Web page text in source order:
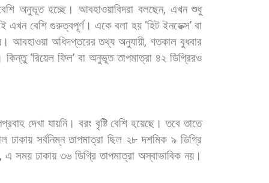
অনুভূত হচ্ছে। আবহাওয়াবিদরা বলছেন, এখন শুধু
এখন বেশি গুরুত্বপূর্ণ। একে বলা হয়‘হিট ইনডেক্স’বা
আবহাওয়া অধিদপ্তরের তথ্য অনুযায়ী, গতকাল বুধবার
কিন্তু‘রিয়েল ফিল’ বা অনুভূত তাপমাত্রা ৪২ ডিগ্রিরও
দেখা যায়নি। বরং বৃষ্টি বেশি হয়েছে। তবে তাতে
ঢাকায় সর্বনিম্ন তাপমাত্রা ছিল ২৮ দশমিক ৯ ডিগ্রি
, এ সময় ঢাকায় ৩৬ ডিগ্রি তাপমাত্রা অস্বাভাবিক নয়।